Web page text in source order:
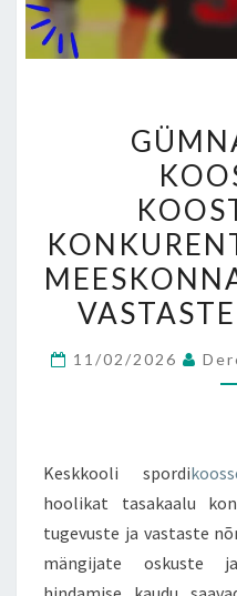
11/02/2026
Keskkooli spordi
hoolikat tasakaalu
tugevuste ja vastaste
mängijate oskuste